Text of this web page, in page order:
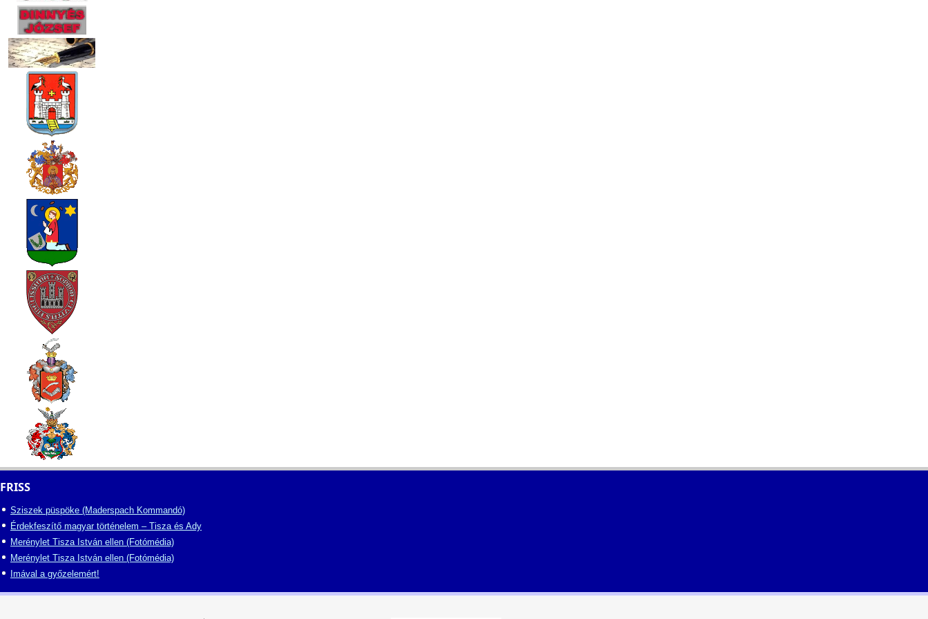
FRISS
Sziszek püspöke (Maderspach Kommandó)
Érdekfeszítő magyar történelem – Tisza és Ady
Merénylet Tisza István ellen (Fotómédia)
Merénylet Tisza István ellen (Fotómédia)
Imával a győzelemért!